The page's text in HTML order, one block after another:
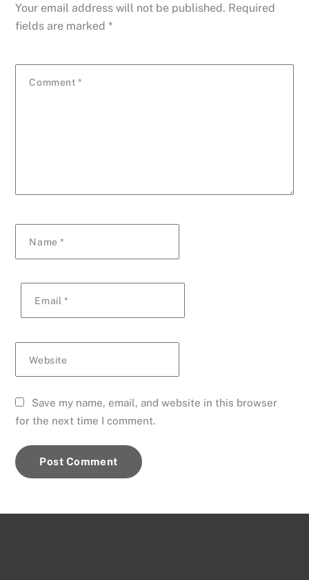
Your email address will not be published. Required
fields are marked*
Comment *
Name*
Email *
Website
Save my name, email, and website in this browser
for the next time I comment.